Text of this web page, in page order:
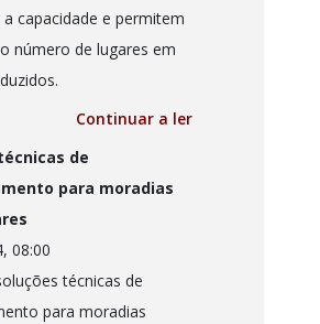
capacidade e permitem
número de lugares em
Continuar a ler
de
para moradias
08:00
técnicas de
para moradias